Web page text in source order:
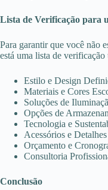
Lista de Verificação para
Para garantir que você não
está uma lista de verificação
Estilo e Design
Materiais e Cores
Soluções de
Opções de
Tecnologia e
Acessórios e
Orçamento e
Consultoria
Conclusão